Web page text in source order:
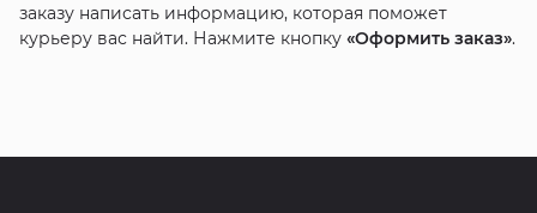
заказу написать информацию, которая поможет
курьеру вас найти. Нажмите кнопку «Оформить заказ».